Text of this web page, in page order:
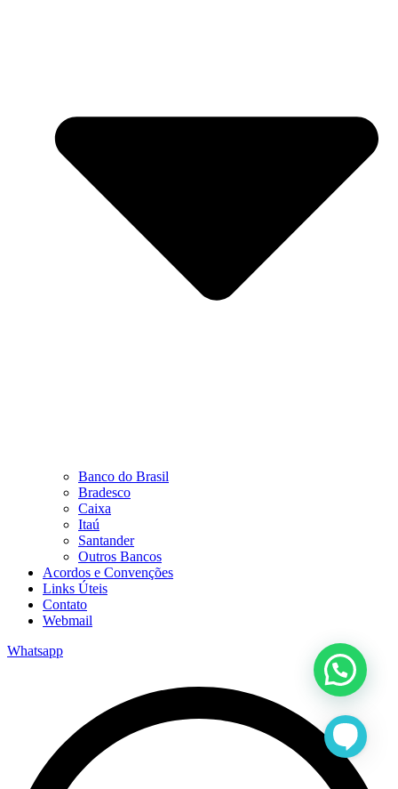
Banco do Brasil
Bradesco
Caixa
Itaú
Santander
Outros Bancos
Acordos e Convenções
Links Úteis
Contato
Webmail
Whatsapp